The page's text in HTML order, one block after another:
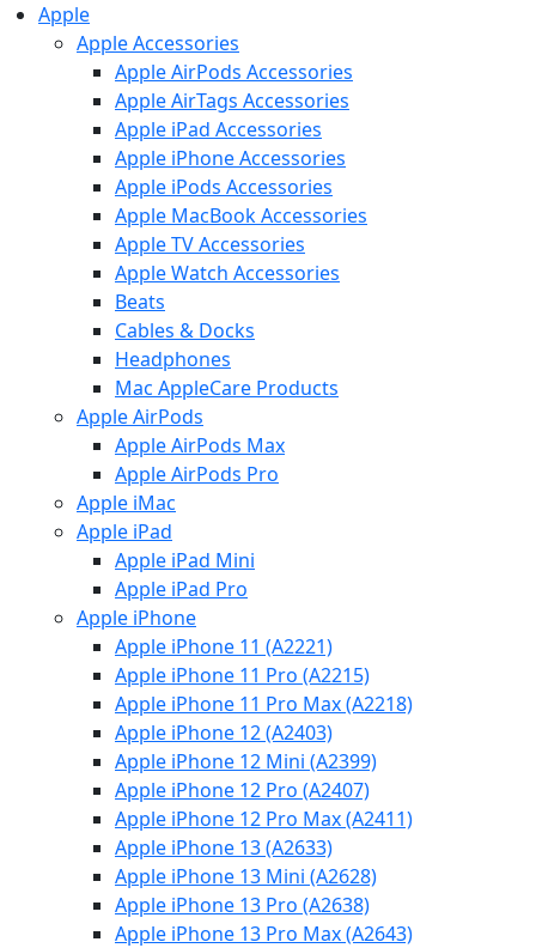
Apple
Apple Accessories
Apple AirPods Accessories
Apple AirTags Accessories
Apple iPad Accessories
Apple iPhone Accessories
Apple iPods Accessories
Apple MacBook Accessories
Apple TV Accessories
Apple Watch Accessories
Beats
Cables & Docks
Headphones
Mac AppleCare Products
Apple AirPods
Apple AirPods Max
Apple AirPods Pro
Apple iMac
Apple iPad
Apple iPad Mini
Apple iPad Pro
Apple iPhone
Apple iPhone 11 (A2221)
Apple iPhone 11 Pro (A2215)
Apple iPhone 11 Pro Max (A2218)
Apple iPhone 12 (A2403)
Apple iPhone 12 Mini (A2399)
Apple iPhone 12 Pro (A2407)
Apple iPhone 12 Pro Max (A2411)
Apple iPhone 13 (A2633)
Apple iPhone 13 Mini (A2628)
Apple iPhone 13 Pro (A2638)
Apple iPhone 13 Pro Max (A2643)